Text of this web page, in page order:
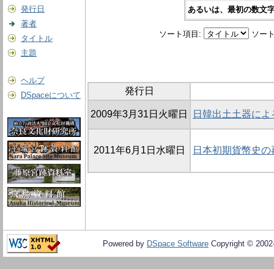
発行日
著者
タイトル
主題
ヘルプ
DSpaceについて
あるいは、最初の数文
ソート項目: ソー
発行日
2009年3月31日火曜日 日韓出土土器に
2011年6月1日水曜日 日本初期貨幣史の
Powered by DSpace Software Copyright ©